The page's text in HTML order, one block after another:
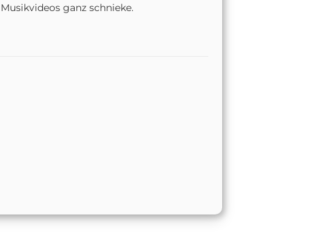
ganz schnieke.